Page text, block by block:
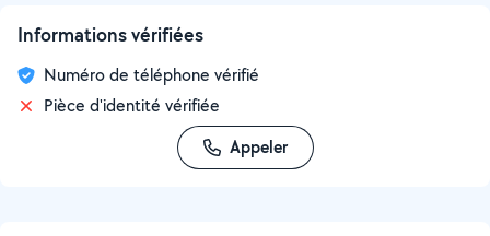
Informations vérifiées
Numéro de téléphone vérifié
Pièce d'identité vérifiée
Appeler